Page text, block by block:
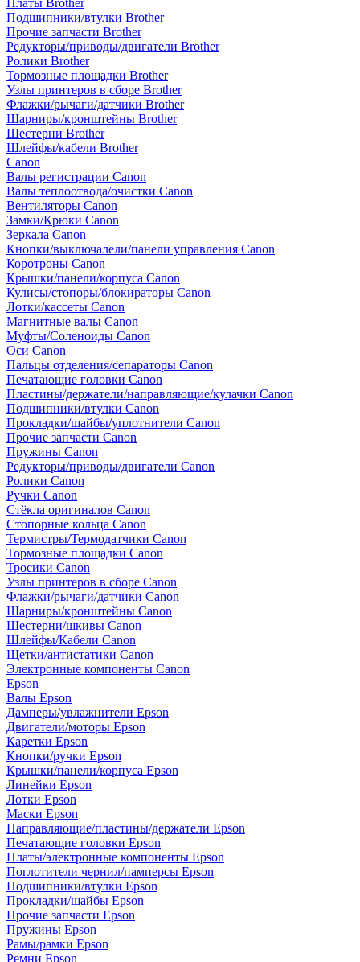
Платы Brother
Подшипники/втулки Brother
Прочие запчасти Brother
Редукторы/приводы/двигатели Brother
Ролики Brother
Тормозные площадки Brother
Узлы принтеров в сборе Brother
Флажки/рычаги/датчики Brother
Шарниры/кронштейны Brother
Шестерни Brother
Шлейфы/кабели Brother
Canon
Валы регистрации Canon
Валы теплоотвода/очистки Canon
Вентиляторы Canon
Замки/Крюки Canon
Зеркала Canon
Кнопки/выключалели/панели управления Canon
Коротроны Canon
Крышки/панели/корпуса Canon
Кулисы/стопоры/блокираторы Canon
Лотки/кассеты Canon
Магнитные валы Canon
Муфты/Соленоиды Canon
Оси Canon
Пальцы отделения/сепараторы Canon
Печатающие головки Canon
Пластины/держатели/направляющие/кулачки Canon
Подшипники/втулки Canon
Прокладки/шайбы/уплотнители Canon
Прочие запчасти Canon
Пружины Canon
Редукторы/приводы/двигатели Canon
Ролики Canon
Ручки Canon
Стёкла оригиналов Canon
Стопорные кольца Canon
Термистры/Термодатчики Canon
Тормозные площадки Canon
Тросики Canon
Узлы принтеров в сборе Canon
Флажки/рычаги/датчики Canon
Шарниры/кронштейны Canon
Шестерни/шкивы Canon
Шлейфы/Кабели Canon
Щетки/антистатики Canon
Электронные компоненты Canon
Epson
Валы Epson
Дамперы/увлажнители Epson
Двигатели/моторы Epson
Каретки Epson
Кнопки/ручки Epson
Крышки/панели/корпуса Epson
Линейки Epson
Лотки Epson
Маски Epson
Направляющие/пластины/держатели Epson
Печатающие головки Epson
Платы/электронные компоненты Epson
Поглотители чернил/памперсы Epson
Подшипники/втулки Epson
Прокладки/шайбы Epson
Прочие запчасти Epson
Пружины Epson
Рамы/рамки Epson
Ремни Epson